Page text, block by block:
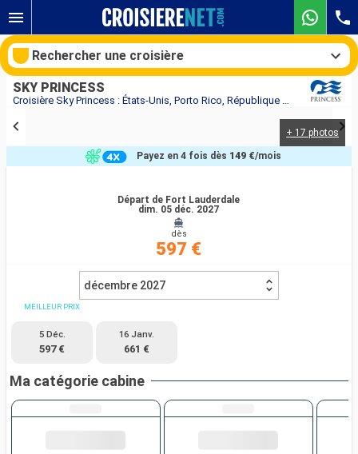
Croisière Sky Princess : États-Unis, Porto Rico, République Dominicaine au départ de Fort Lauderdale
SKY PRINCESS
+ 17 photos
Départ de Fort Lauderdale
dim. 05 déc. 2027
dès
597 €
Payez en 4 fois dès 149 €/mois
décembre 2027
MEILLEUR PRIX
5 Déc.
597 €
16 Janv.
661 €
Ma catégorie cabine
Rechercher une croisière
Nos destinations
Compagnies
Rechercher